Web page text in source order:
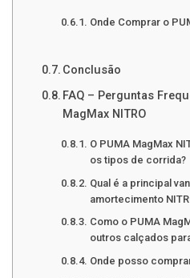
Onde Comprar o
Conclusão
FAQ – Perguntas
MagMax NITRO
O PUMA MagMax
os tipos de corrida?
Qual é a principal
amortecimento
Como o PUMA
outros calçados
Onde posso